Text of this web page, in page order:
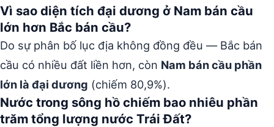
Vì sao diện tích đại dương ở Nam bán cầu
lớn hơn Bắc bán cầu?
Do sự phân bố lục địa không đồng đều — Bắc bán
cầu có nhiều đất liền hơn, còn Nam bán cầu phần
lớn là đại dương (chiếm 80,9%).
Nước trong sông hồ chiếm bao nhiêu phần
trăm tổng lượng nước Trái Đất?